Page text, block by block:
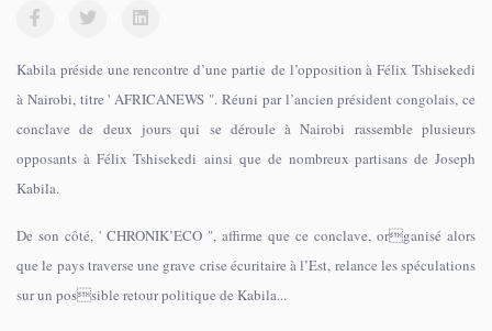
Kabila préside une rencontre d’une partie de l’opposition à Félix Tshisekedi
à Nairobi, titre ' AFRICANEWS ". Réuni par l’ancien président congolais, ce
conclave de deux jours qui se déroule à Nairobi rassemble plusieurs
opposants à Félix Tshisekedi ainsi que de nombreux partisans de Joseph
Kabila.
De son côté, ' CHRONIK’ECO ", affirme que ce conclave, organisé alors
que le pays traverse une grave crise écuritaire à l’Est, relance les spéculations
sur un possible retour politique de Kabila...